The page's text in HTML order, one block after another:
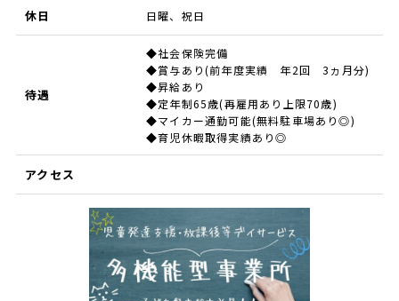
休日 日曜、祝日
待遇
◆社会保険完備
◆賞与あり(前年度実績 年2回 3ヵ月分)
◆昇給あり
◆定年制65歳(再雇用あり上限70歳)
◆マイカー通勤可能(無料駐車場あり◎)
◆育児休暇取得実績あり◎
アクセス